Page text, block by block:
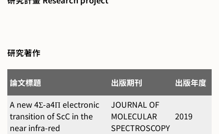
研究著作
論文標題 出版期刊
出版年度
A new 4Σ-a4Π electronic
transition of ScC in the
near infra-red
JOURNAL OF
MOLECULAR
SPECTROSCOPY
2019